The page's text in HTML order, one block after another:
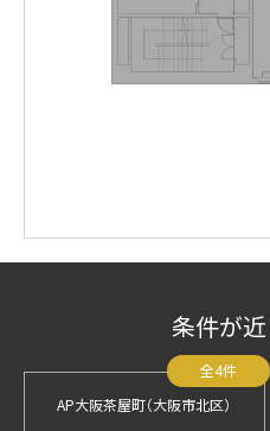
条件が
AP大阪茶屋町（大阪市北区）
全4件